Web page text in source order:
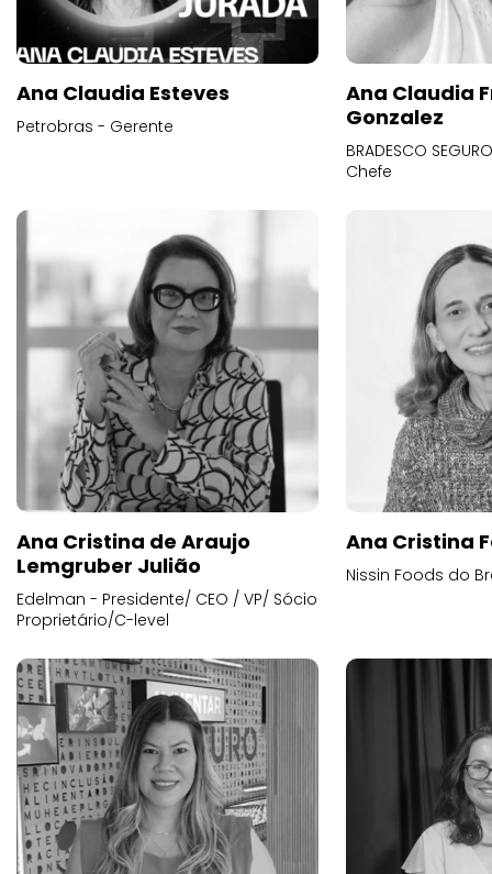
Ana Claudia Esteves
Petrobras - Gerente
Ana Claudia
Gonzalez
BRADESCO
Chefe
Ana Cristina de Araujo
Lemgruber Julião
Edelman - Presidente/ CEO / VP/ Sócio
Proprietário/C-level
Ana Cristina
Nissin Foods do